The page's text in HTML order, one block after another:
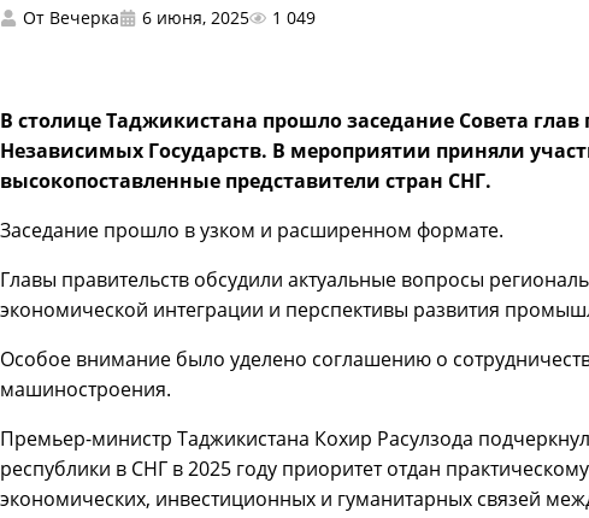
От Вечерка 6 июня, 2025 1 049
В столице Таджикистана прошло заседание Совета глав
Независимых Государств. В мероприятии приняли
высокопоставленные представители стран СНГ.
Заседание прошло в узком и расширенном формате.
Главы правительств обсудили актуальные вопросы
экономической интеграции и перспективы развития
Особое внимание было уделено соглашению о
машиностроения.
Премьер-министр Таджикистана Кохир Расулзода
республики в СНГ в 2025 году приоритет отдан
экономических, инвестиционных и гуманитарных связей